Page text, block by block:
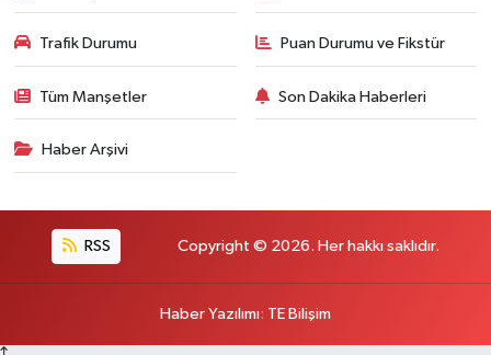
Trafik Durumu Puan Durumu ve Fikstür
Tüm Manşetler Son Dakika Haberleri
Haber Arşivi
RSS Copyright © 2026. Her hakkı saklıdır.
Haber Yazılımı: TE Bilişim